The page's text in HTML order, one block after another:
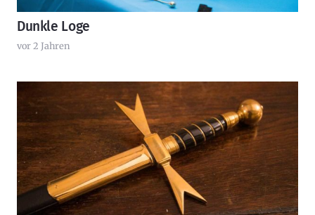
Dunkle Loge
vor 2 Jahren